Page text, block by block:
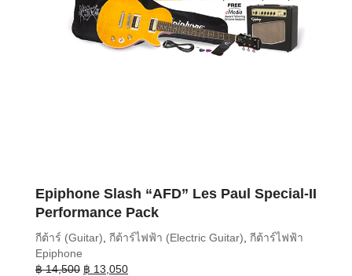
Epiphone Slash “AFD” Les Paul Special-II
Performance Pack
กีต้าร์ (Guitar) กีต้าร์ไฟฟ้า (Electric Guitar) กีต้าร์ไฟฟ้า
Epiphone
฿14,500 Original
฿ 13,050Current